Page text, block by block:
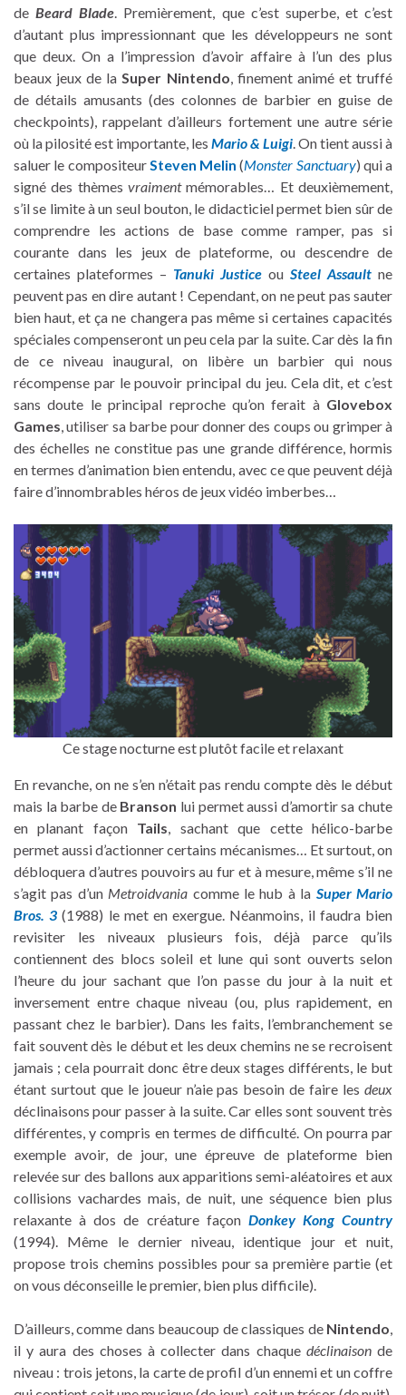
deBeard Blade. Premièrement, que c’est superbe, et c’est
d’autant plus impressionnant que les développeurs ne sont
que deux. On a l’impression d’avoir affaire à l’un des plus
beaux jeux de laSuper Nintendo, finement animé et truffé
de détails amusants (des colonnes de barbier en guise de
checkpoints), rappelant d’ailleurs fortement une autre série
où la pilosité est importante, les Mario & Luigi. On tient aussi à
saluer le compositeurSteven Melin (Monster Sanctuary) qui a
signé des thèmes vraimentmémorables… Et deuxièmement,
s’il se limite à un seul bouton, le didacticiel permet bien sûr de
comprendre les actions de base comme ramper, pas si
courante dans les jeux de plateforme, ou descendre de
certaines plateformes – Tanuki Justice ou Steel Assault ne
peuvent pas en dire autant ! Cependant, on ne peut pas sauter
bien haut, et ça ne changera pas même si certaines capacités
spéciales compenseront un peu cela par la suite. Car dès la fin
de ce niveau inaugural, on libère un barbier qui nous
récompense par le pouvoir principal du jeu. Cela dit, et c’est
sans doute le principal reproche qu’on ferait à Glovebox
Games, utiliser sa barbe pour donner des coups ou grimper à
des échelles ne constitue pas une grande différence, hormis
en termes d’animation bien entendu, avec ce que peuvent déjà
faire d’innombrables héros de jeux vidéo imberbes…
Ce stage nocturne est plutôt facile et relaxant
En revanche, on ne s’en n’était pas rendu compte dès le début
mais la barbe de Branson lui permet aussi d’amortir sa chute
en planant façon Tails, sachant que cette hélico-barbe
permet aussi d’actionner certains mécanismes… Et surtout, on
débloquera d’autres pouvoirs au fur et à mesure, même s’il ne
s’agit pas d’un Metroidvania comme le hub à la Super Mario
Bros. 3 (1988) le met en exergue. Néanmoins, il faudra bien
revisiter les niveaux plusieurs fois, déjà parce qu’ils
contiennent des blocs soleil et lune qui sont ouverts selon
l’heure du jour sachant que l’on passe du jour à la nuit et
inversement entre chaque niveau (ou, plus rapidement, en
passant chez le barbier). Dans les faits, l’embranchement se
fait souvent dès le début et les deux chemins ne se recroisent
jamais ; cela pourrait donc être deux stages différents, le but
étant surtout que le joueur n’aie pas besoin de faire les deux
déclinaisons pour passer à la suite. Car elles sont souvent très
différentes, y compris en termes de difficulté. On pourra par
exemple avoir, de jour, une épreuve de plateforme bien
relevée sur des ballons aux apparitions semi-aléatoires et aux
collisions vachardes mais, de nuit, une séquence bien plus
relaxante à dos de créature façon Donkey Kong Country
(1994). Même le dernier niveau, identique jour et nuit,
propose trois chemins possibles pour sa première partie (et
on vous déconseille le premier, bien plus difficile).
D’ailleurs, comme dans beaucoup de classiques de Nintendo,
il y aura des choses à collecter dans chaque déclinaisonde
niveau : trois jetons, la carte de profil d’un ennemi et un coffre